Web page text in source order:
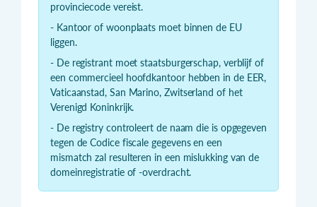
provinciecode vereist.
- Kantoor of woonplaats moet binnen de EU
liggen.
- De registrant moet staatsburgerschap, verblijf of
een commercieel hoofdkantoor hebben in de EER,
Vaticaanstad, San Marino, Zwitserland of het
Verenigd Koninkrijk.
- De registry controleert de naam die is opgegeven
tegen de Codice fiscale gegevens en een
mismatch zal resulteren in een mislukking van de
domeinregistratie of -overdracht.